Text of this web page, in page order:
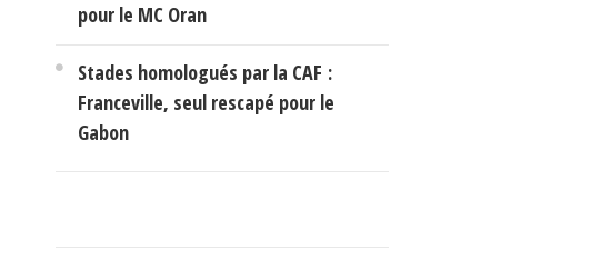
pour le MC Oran
Stades homologués par la CAF :
Franceville, seul rescapé pour le
Gabon